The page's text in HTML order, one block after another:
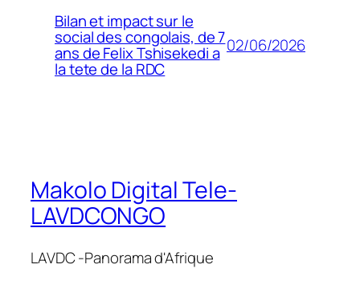
Bilan et impact sur le
social des congolais, de 7
ans de Felix Tshisekedi a
la tete de la RDC
02/06/2026
Makolo Digital Tele-
LAVDCONGO
LAVDC -Panorama d'Afrique